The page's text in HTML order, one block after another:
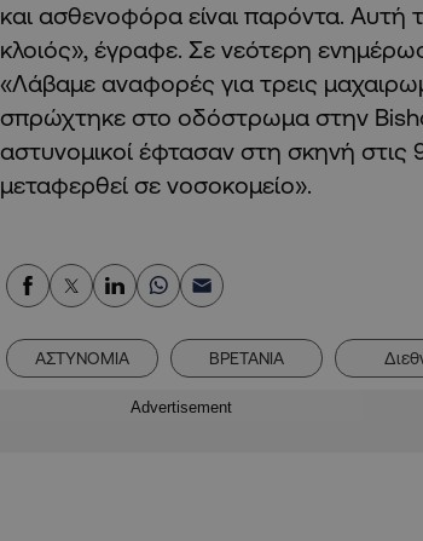
και ασθενοφόρα είναι παρόντα. Αυτή
κλοιός», έγραφε. Σε νεότερη
«Λάβαμε αναφορές για τρεις
σπρώχτηκε στο οδόστρωμα στην
αστυνομικοί έφτασαν στη σκηνή στις
μεταφερθεί σε νοσοκομείο».
ΑΣΤΥΝΟΜΙΑ ΒΡΕΤΑΝΙΑ
Advertisement